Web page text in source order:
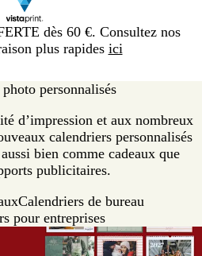
dès 60 €. Consultez nos
plus rapides ici
personnalisés
d’impression et aux nombreux
calendriers personnalisés
bien comme cadeaux que
publicitaires.
Calendriers de bureau
pour entreprises